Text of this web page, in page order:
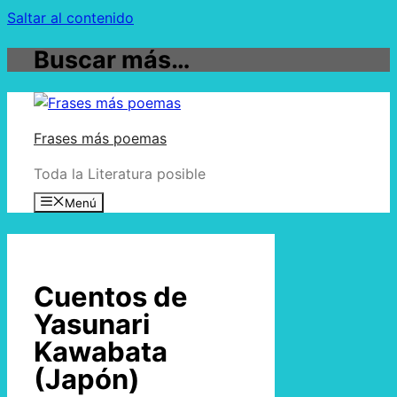
Saltar al contenido
Buscar más…
Frases más poemas
Toda la Literatura posible
Menú
Cuentos de
Yasunari
Kawabata
(Japón)